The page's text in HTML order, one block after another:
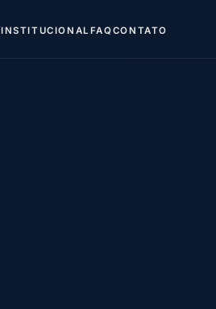
INSTITUCIONAL FAQCONTATO